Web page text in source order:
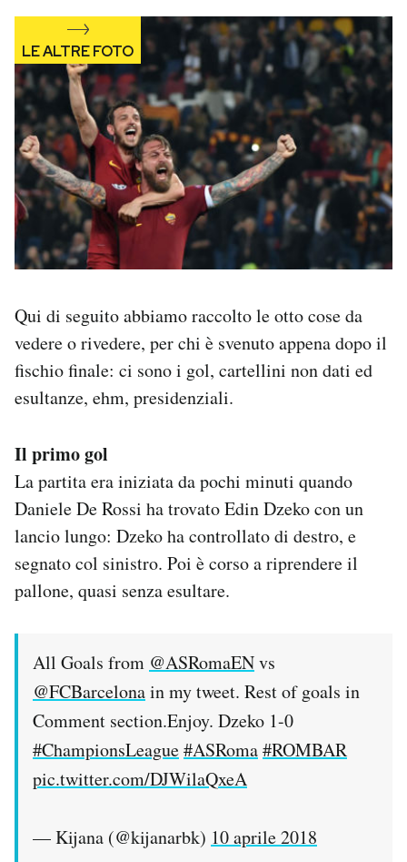
Qui di seguito abbiamo raccolto le otto cose da
vedere o rivedere, per chi è svenuto appena dopo il
fischio finale: ci sono i gol, cartellini non dati ed
esultanze, ehm, presidenziali.
Il primo gol
La partita era iniziata da pochi minuti quando
Daniele De Rossi ha trovato Edin Dzeko con un
lancio lungo: Dzeko ha controllato di destro, e
segnato col sinistro. Poi è corso a riprendere il
pallone, quasi senza esultare.
All Goals from @ASRomaENvs
@FCBarcelonain my tweet. Rest of goals in
Comment section.Enjoy. Dzeko 1-0
#ChampionsLeague#ASRoma#ROMBAR
pic.twitter.com/DJWilaQxeA
— Kijana (@kijanarbk) 10 aprile 2018